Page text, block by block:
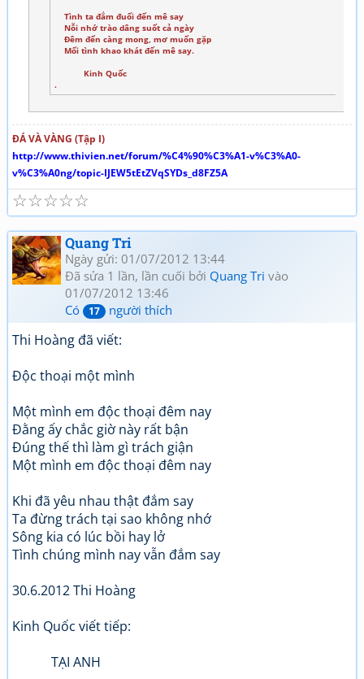
Tình ta đắm đuối đến mê say
Nỗi nhớ trào dâng suốt cả ngày
Đêm đến càng mong, mơ muốn gặp
Mối tình khao khát đến mê say.
Kinh Quốc
.
ĐÁ VÀ VÀNG (Tập I)
http://www.thivien.net/forum/%C4%90%C3%A1-v%C3%A0-
v%C3%A0ng/topic-IJEW5tEtZVqSYDs_d8FZ5A
☆
☆
☆
☆
☆
Quang Tri
Ngày gửi: 01/07/2012 13:44
Đã sửa 1 lần, lần cuối bởi Quang Tri vào
01/07/2012 13:46
Có
17 người thích
Thi Hoàng đã viết:
Độc thoại một mình
Một mình em độc thoại đêm nay
Đằng ấy chắc giờ này rất bận
Đúng thế thì làm gì trách giận
Một mình em độc thoại đêm nay
Khi đã yêu nhau thật đắm say
Ta đừng trách tại sao không nhớ
Sông kia có lúc bồi hay lở
Tình chúng mình nay vẫn đắm say
30.6.2012 Thi Hoàng
Kinh Quốc viết tiếp:
TẠI ANH